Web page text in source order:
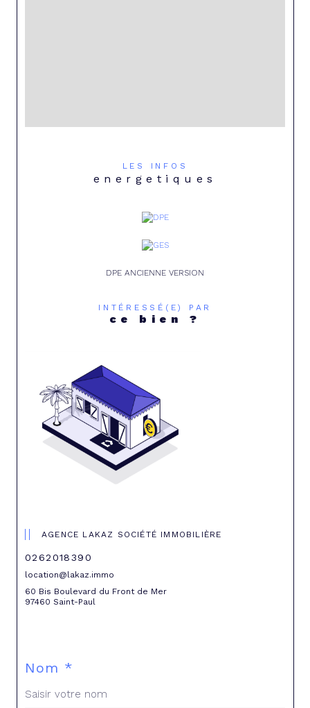
LES INFOS
energetiques
DPE ANCIENNE VERSION
INTÉRESSÉ(E) PAR
ce bien ?
AGENCE LAKAZ SOCIÉTÉ IMMOBILIÈRE
0262018390
location@lakaz.immo
60 Bis Boulevard du Front de Mer
97460 Saint-Paul
Nom *